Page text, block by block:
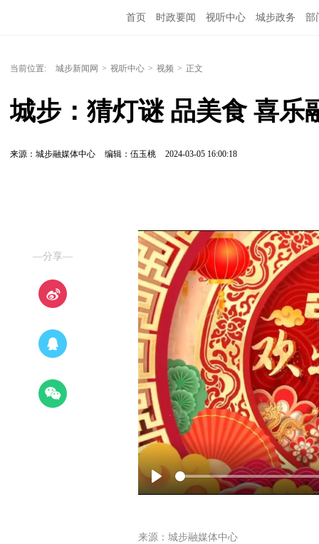
首页 时政要闻 视听中心 城步政务 部
当前位置: 城步新闻网 > 视听中心 > 视频 > 正文
城步：猜灯谜 品美食 喜乐
来源：城步融媒体中心 编辑：伍玉桃 2024-03-05 16:00:18
—分享—
Play
来源：城步融媒体中心